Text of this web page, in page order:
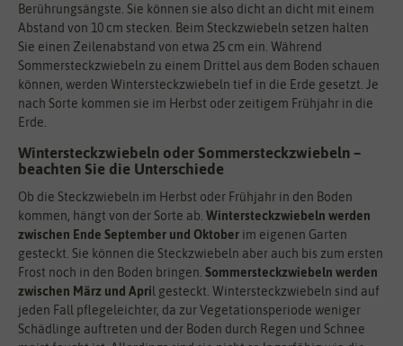
Berührungsängste. Sie können sie also dicht an dicht mit einem
Abstand von 10 cm stecken. Beim Steckzwiebeln setzen halten
Sie einen Zeilenabstand von etwa 25 cm ein. Während
Sommersteckzwiebeln zu einem Drittel aus dem Boden schauen
können, werden Wintersteckzwiebeln tief in die Erde gesetzt. Je
nach Sorte kommen sie im Herbst oder zeitigem Frühjahr in die
Erde.
Wintersteckzwiebeln oder Sommersteckzwiebeln –
beachten Sie die Unterschiede
Ob die Steckzwiebeln im Herbst oder Frühjahr in den Boden
kommen, hängt von der Sorte ab. Wintersteckzwiebeln werden
zwischen Ende September und Oktober im eigenen Garten
gesteckt. Sie können die Steckzwiebeln aber auch bis zum ersten
Frost noch in den Boden bringen. Sommersteckzwiebeln werden
zwischen März und April gesteckt. Wintersteckzwiebeln sind auf
jeden Fall pflegeleichter, da zur Vegetationsperiode weniger
Schädlinge auftreten und der Boden durch Regen und Schnee